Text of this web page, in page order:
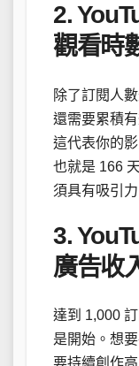
2.
觀看時
除了訂閱人
還需要累積
這代表你的
也就是 166
須具有吸引
3.
廣告收
達到 1,000
是開始。想